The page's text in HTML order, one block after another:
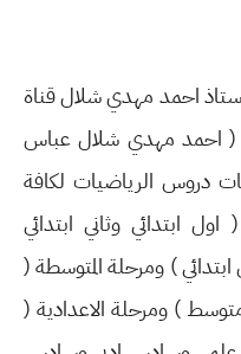
احمد مهدي شلال قناة
( احمد مهدي شلال عباس
دروس الرياضيات لكافة
اول ابتدائي وثاني ابتدائي
) ومرحلة المتوسطة (
) ومرحلة الاعدادية (